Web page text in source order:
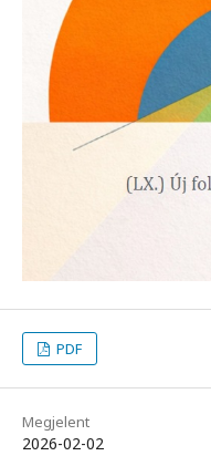
PDF
Megjelent
2026-02-02